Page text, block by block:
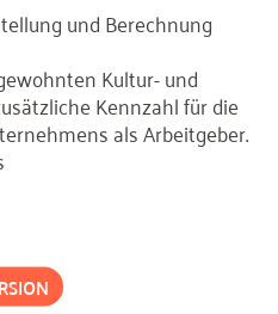
und Berechnung
Kultur- und
Kennzahl für die
als Arbeitgeber.